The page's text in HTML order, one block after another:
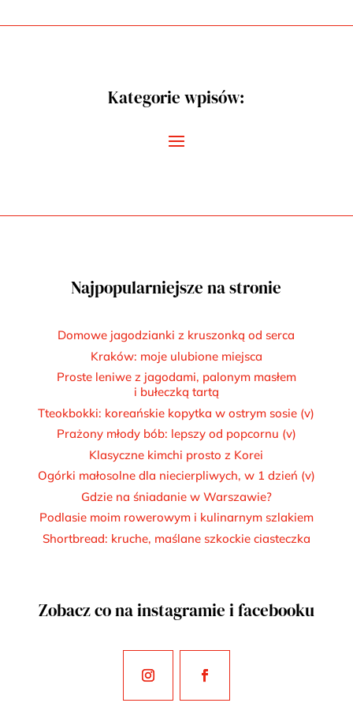
Kategorie wpisów:
Najpopularniejsze na stronie
Domowe jagodzianki z kruszonką od serca
Kraków: moje ulubione miejsca
Proste leniwe z jagodami, palonym masłem
i bułeczką tartą
Tteokbokki: koreańskie kopytka w ostrym sosie (v)
Prażony młody bób: lepszy od popcornu (v)
Klasyczne kimchi prosto z Korei
Ogórki małosolne dla niecierpliwych, w 1 dzień (v)
Gdzie na śniadanie w Warszawie?
Podlasie moim rowerowym i kulinarnym szlakiem
Shortbread: kruche, maślane szkockie ciasteczka
Zobacz co na instagramie i facebooku